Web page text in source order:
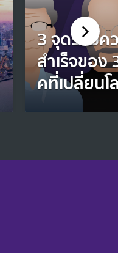
3 จุดร่วมค
สำเร็จของ
คที่เปลี่ยนโ